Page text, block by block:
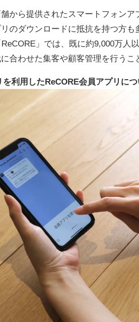
から提供されたスマートフォン
のダウンロードに抵抗を持つ方
」では、既に約9,000万人
合わせた集客や顧客管理を行うこ
を利用したReCORE会員アプリにつ